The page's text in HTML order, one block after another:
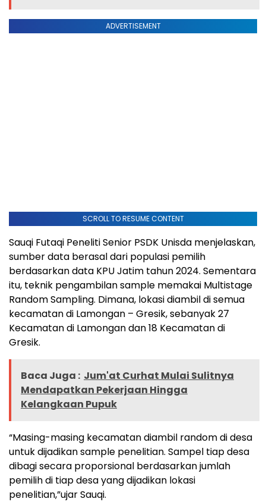
ADVERTISEMENT
SCROLL TO RESUME CONTENT
Sauqi Futaqi Peneliti Senior PSDK Unisda menjelaskan,
sumber data berasal dari populasi pemilih
berdasarkan data KPU Jatim tahun 2024. Sementara
itu, teknik pengambilan sample memakai Multistage
Random Sampling. Dimana, lokasi diambil di semua
kecamatan di Lamongan – Gresik, sebanyak 27
Kecamatan di Lamongan dan 18 Kecamatan di
Gresik.
Baca Juga : Jum'at Curhat Mulai Sulitnya
Mendapatkan Pekerjaan Hingga
Kelangkaan Pupuk
“Masing-masing kecamatan diambil random di desa
untuk dijadikan sample penelitian. Sampel tiap desa
dibagi secara proporsional berdasarkan jumlah
pemilih di tiap desa yang dijadikan lokasi
penelitian,”ujar Sauqi.